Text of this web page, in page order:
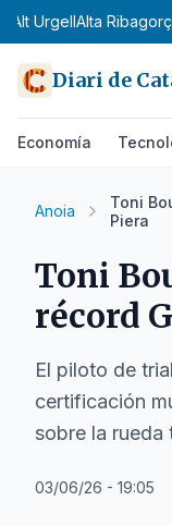
Alt UrgellAlta
Diari de
Economía
Anoia
Toni
Piera
Toni
récord
El piloto de
certificación
sobre la rueda
03/06/26 - 19:05